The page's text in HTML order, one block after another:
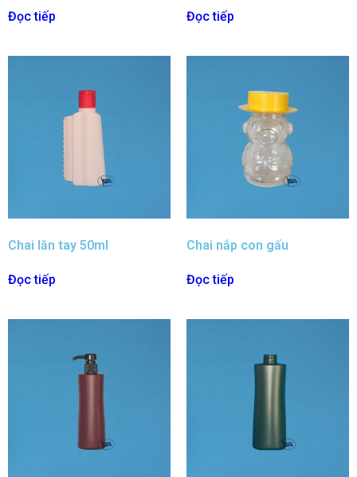
Đọc tiếp Đọc tiếp
Chai lăn tay 50ml
Đọc tiếp
Chai nắp con gấu
Đọc tiếp